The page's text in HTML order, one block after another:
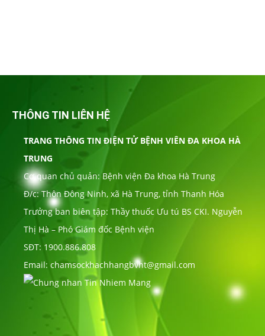
THÔNG TIN LIÊN HỆ
TRANG THÔNG TIN ĐIỆN TỬ BỆNH VIÊN ĐA KHOA HÀ
TRUNG
Cơ quan chủ quản: Bệnh viện Đa khoa Hà Trung
Đ/c: Thôn Đông Ninh, xã Hà Trung, tỉnh Thanh Hóa
Trưởng ban biên tập: Thầy thuốc Ưu tú BS CKI. Nguyễn
Thị Hà – Phó Giám đốc Bệnh viện
SĐT: 1900.886.808
Email: chamsockhachhangbvht@gmail.com